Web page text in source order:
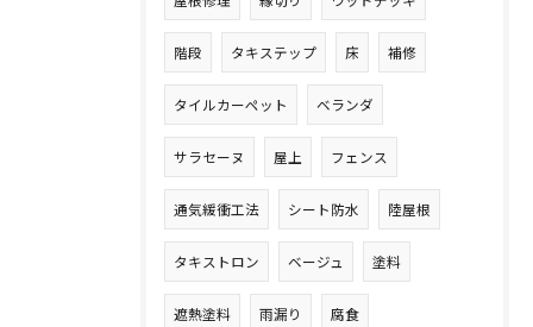
階段 タキステップ 床 補修
タイルカーペット ベランダ
サラセーヌ 屋上 フェンス
通気緩衝工法 シート防水 陸屋根
タキストロン ベージュ 塗料
遮熱塗料 雨漏り 腐食